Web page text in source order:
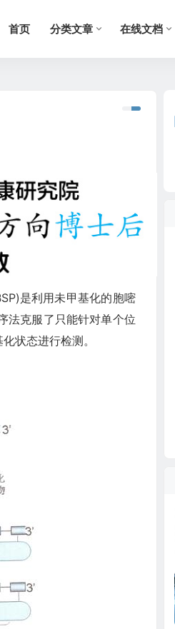
首页 分类文章 在线文档
是利用未甲基化的胞嘧
法克服了只能针对单个位
状态进行检测。